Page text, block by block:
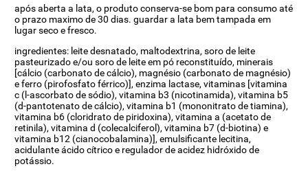
após aberta a lata, o produto conserva-se bom para consumo até
o prazo maximo de 30 dias. guardar a lata bem tampada em
lugar seco e fresco.
ingredientes: leite desnatado, maltodextrina, soro de leite
pasteurizado e/ou soro de leite em pó reconstituído, minerais
[cálcio (carbonato de cálcio), magnésio (carbonato de magnésio)
e ferro (pirofosfato férrico)], enzima lactase, vitaminas [vitamina
c (l-ascorbato de sódio), vitamina b3 (nicotinamida), vitamina b5
(d-pantotenato de cálcio), vitamina b1 (mononitrato de tiamina),
vitamina b6 (cloridrato de piridoxina), vitamina a (acetato de
retinila), vitamina d (colecalciferol), vitamina b7 (d-biotina) e
vitamina b12 (cianocobalamina)], emulsificante lecitina,
acidulante ácido cítrico e regulador de acidez hidróxido de
potássio.